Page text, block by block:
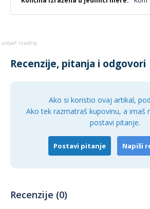
Recenzije, pitanja i odgovori
Ako si koristio ovaj artikal,
Ako tek razmatraš kupovinu, a imaš
postavi pitanje.
Postavi pitanje Napiši
Recenzije (0)